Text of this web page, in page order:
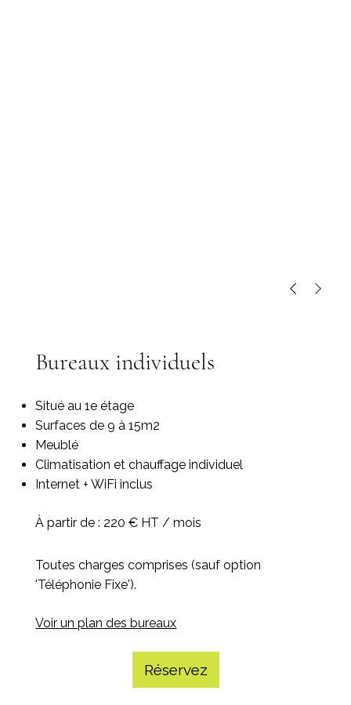
Bureaux individuels
Situé au 1e étage
Surfaces de 9 à 15m2
Meublé
Climatisation et chauffage individuel
Internet + WiFi inclus
À partir de : 220 € HT / mois​
Toutes charges comprises (sauf option
'Téléphonie Fixe').
Voir un plan des bureaux
Réservez